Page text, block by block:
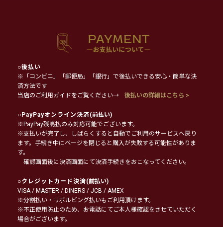
○後払い
※「コンビニ」「郵便局」「銀行」で後払いできる安心・簡単な決
済方法です
当店のご利用ガイドをご覧ください→
後払いの詳細はこちら >
○PayPayオンライン決済(前払い)
※PayPay残高払のみ対応可能でございます。
※支払いが完了し、しばらくすると自動でご利用のサービスへ戻り
ます。手続き中にページを閉じると購入が失敗する可能性がありま
す。
確認画面後に決済画面にて決済手続きをおこなってください。
○クレジットカード決済(前払い)
VISA / MASTER / DINERS / JCB / AMEX
※分割払い・リボルビング払いもご利用頂けます。
※不正使用防止のため、お電話にてご本人様確認をさせていただく
場合がございます。